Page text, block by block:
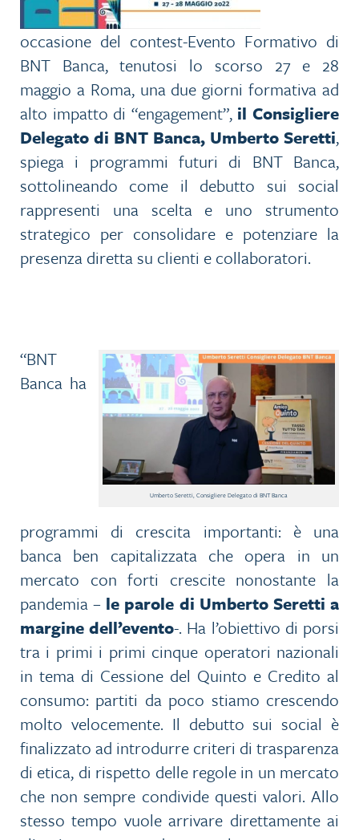
occasione del contest-Evento Formativo di
BNT Banca, tenutosi lo scorso 27 e 28
maggio a Roma, una due giorni formativa ad
alto impatto di “engagement”, il Consigliere
Delegato di BNT Banca, Umberto Seretti,
spiega i programmi futuri di BNT Banca,
sottolineando come il debutto sui social
rappresenti una scelta e uno strumento
strategico per consolidare e potenziare la
presenza diretta su clienti e collaboratori.
Umberto Seretti, Consigliere Delegato di BNT Banca
“BNT
Banca ha
programmi di crescita importanti: è una
banca ben capitalizzata che opera in un
mercato con forti crescite nonostante la
pandemia – le parole di Umberto Seretti a
margine dell’evento-. Ha l’obiettivo di porsi
tra i primi i primi cinque operatori nazionali
in tema di Cessione del Quinto e Credito al
consumo: partiti da poco stiamo crescendo
molto velocemente. Il debutto sui social è
finalizzato ad introdurre criteri di trasparenza
di etica, di rispetto delle regole in un mercato
che non sempre condivide questi valori. Allo
stesso tempo vuole arrivare direttamente ai